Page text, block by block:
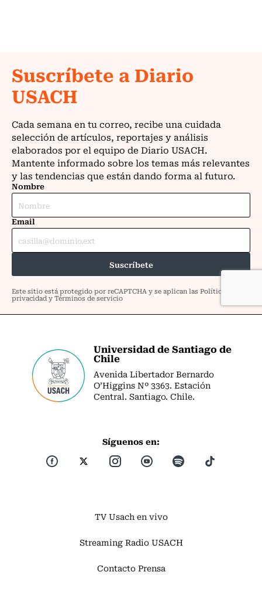
Universidad de Santiago de
Chile
Avenida Libertador Bernardo
O’Higgins Nº 3363. Estación
Central. Santiago. Chile.
Síguenos en:
TV Usach en vivo
Streaming Radio USACH
Contacto Prensa